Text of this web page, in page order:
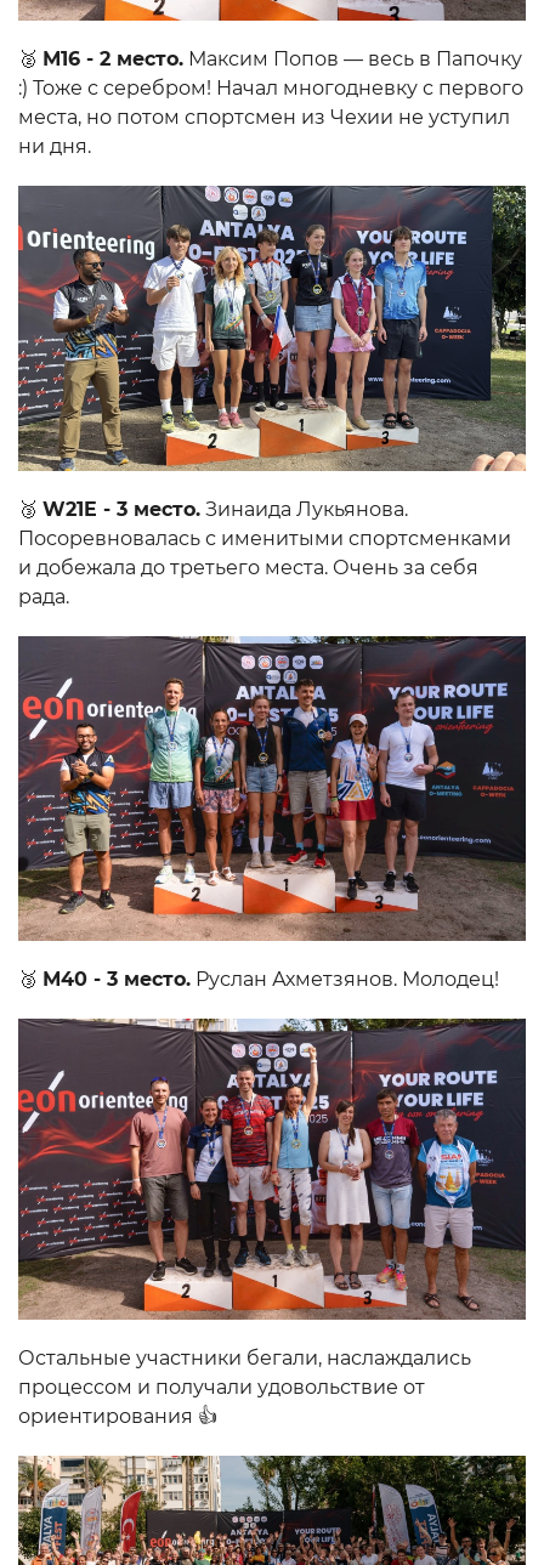
🥈 М16 - 2 место. Максим Попов — весь в Папочку
:) Тоже с серебром! Начал многодневку с первого
места, но потом спортсмен из Чехии не уступил
ни дня.
🥉 W21E - 3 место. Зинаида Лукьянова.
Посоревновалась с именитыми спортсменками
и добежала до третьего места. Очень за себя
рада.
🥉 М40 - 3 место. Руслан Ахметзянов. Молодец!
Остальные участники бегали, наслаждались
процессом и получали удовольствие от
ориентирования 👍